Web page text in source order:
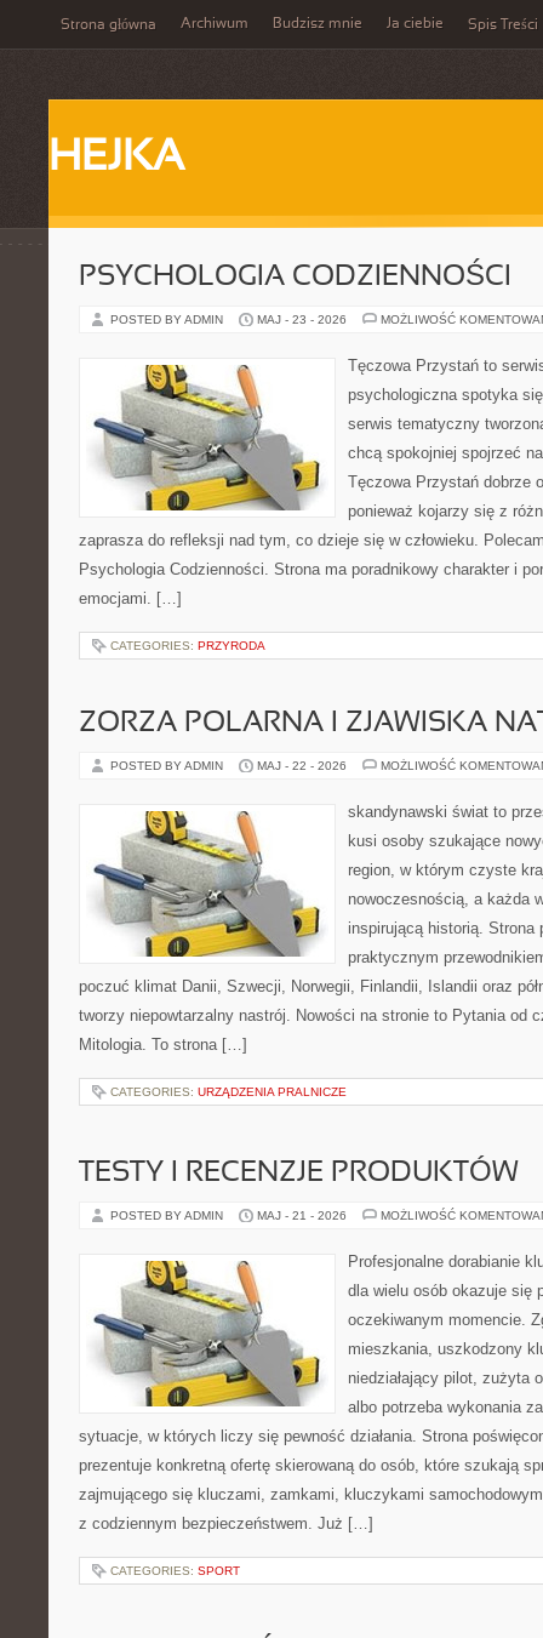
Strona główna Archiwum Budzisz mnie Ja ciebie Spis Treści
HEJKA
PSYCHOLOGIA CODZIENNOŚCI
POSTED BY ADMIN MAJ - 23 - 2026 MOŻLIWOŚĆ
Tęczowa Przystań to
psychologiczna spotyka
serwis tematyczny
chcą spokojniej spojrzeć
Tęczowa Przystań dobrze
ponieważ kojarzy się z
zaprasza do refleksji nad tym, co dzieje się w człowieku.
Psychologia Codzienności. Strona ma poradnikowy charakter i
emocjami. […]
CATEGORIES: PRZYRODA
ZORZA POLARNA I ZJAWISKA
POSTED BY ADMIN MAJ - 22 - 2026 MOŻLIWOŚĆ
skandynawski świat to
kusi osoby szukające
region, w którym czyste
nowoczesnością, a każda
inspirującą historią.
praktycznym
poczuć klimat Danii, Szwecji, Norwegii, Finlandii, Islandii oraz
tworzy niepowtarzalny nastrój. Nowości na stronie to Pytania od
Mitologia. To strona […]
CATEGORIES: URZĄDZENIA PRALNICZE
TESTY I RECENZJE PRODUKTÓW
POSTED BY ADMIN MAJ - 21 - 2026 MOŻLIWOŚĆ
Profesjonalne dorabianie
dla wielu osób okazuje się
oczekiwanym momencie.
mieszkania, uszkodzony
niedziałający pilot, zużyta
albo potrzeba wykonania
sytuacje, w których liczy się pewność działania. Strona
prezentuje konkretną ofertę skierowaną do osób, które szukają
zajmującego się kluczami, zamkami, kluczykami
z codziennym bezpieczeństwem. Już […]
CATEGORIES: SPORT